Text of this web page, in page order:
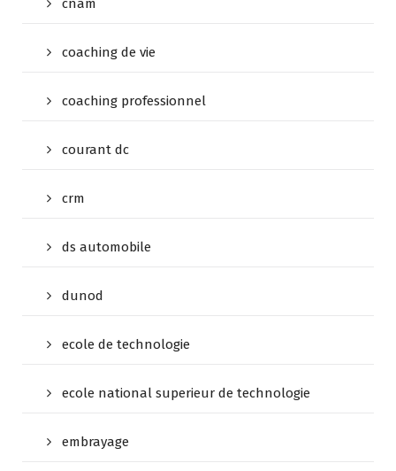
cnam
coaching de vie
coaching professionnel
courant dc
crm
ds automobile
dunod
ecole de technologie
ecole national superieur de technologie
embrayage